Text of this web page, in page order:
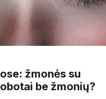
žmonės su
be žmonių?